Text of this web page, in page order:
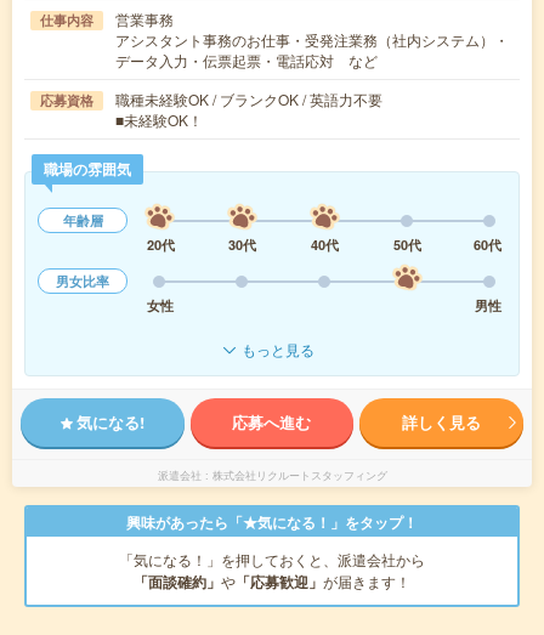
仕事内容
営業事務
アシスタント事務のお仕事・受発注業務（社内システム）・
データ入力・伝票起票・電話応対 など
応募資格
職種未経験OK / ブランクOK / 英語力不要
■未経験OK！
職場の雰囲気
年齢層
20代
30代 40代 50代
60代
男女比率
女性
男性
もっと見る
気になる! 応募へ進む 詳しく見る
派遣会社 株式会社リクルートスタッフィング
興味があったら「★気になる！」をタップ！
「気になる！」を押しておくと、派遣会社から
「面談確約」 や 「応募歓迎」 が届きます！